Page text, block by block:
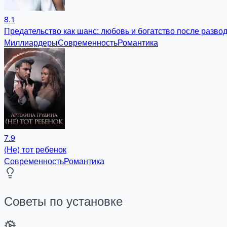
8.1
Предательство как шанс: любовь и богатство после
МиллиардерыСовременностьРомантика
7.9
(Не) тот ребенок
СовременностьРомантика
Советы по установке